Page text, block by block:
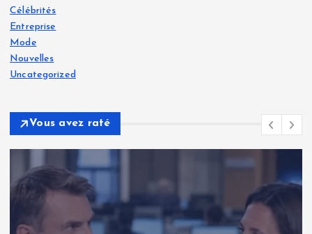
Célébrités
Entreprise
Mode
Nouvelles
Uncategorized
Vous avez raté